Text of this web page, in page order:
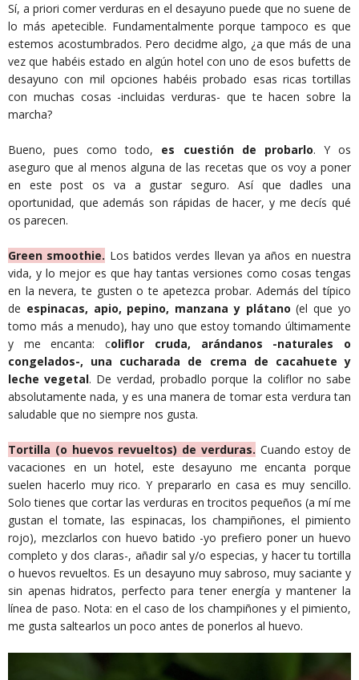
Sí, a priori comer verduras en el desayuno puede que no suene de
lo más apetecible. Fundamentalmente porque tampoco es que
estemos acostumbrados. Pero decidme algo, ¿a que más de una
vez que habéis estado en algún hotel con uno de esos bufetts de
desayuno con mil opciones habéis probado esas ricas tortillas
con muchas cosas -incluidas verduras- que te hacen sobre la
marcha?
Bueno, pues como todo, es cuestión de probarlo. Y os
aseguro que al menos alguna de las recetas que os voy a poner
en este post os va a gustar seguro. Así que dadles una
oportunidad, que además son rápidas de hacer, y me decís qué
os parecen.
Green smoothie. Los batidos verdes llevan ya años en nuestra
vida, y lo mejor es que hay tantas versiones como cosas tengas
en la nevera, te gusten o te apetezca probar. Además del típico
de espinacas, apio, pepino, manzana y plátano (el que yo
tomo más a menudo), hay uno que estoy tomando últimamente
y me encanta: coliflor cruda, arándanos -naturales o
congelados-, una cucharada de crema de cacahuete y
leche vegetal. De verdad, probadlo porque la coliflor no sabe
absolutamente nada, y es una manera de tomar esta verdura tan
saludable que no siempre nos gusta.
Tortilla (o huevos revueltos) de verduras. Cuando estoy de
vacaciones en un hotel, este desayuno me encanta porque
suelen hacerlo muy rico. Y prepararlo en casa es muy sencillo.
Solo tienes que cortar las verduras en trocitos pequeños (a mí me
gustan el tomate, las espinacas, los champiñones, el pimiento
rojo), mezclarlos con huevo batido -yo prefiero poner un huevo
completo y dos claras-, añadir sal y/o especias, y hacer tu tortilla
o huevos revueltos. Es un desayuno muy sabroso, muy saciante y
sin apenas hidratos, perfecto para tener energía y mantener la
línea de paso. Nota: en el caso de los champiñones y el pimiento,
me gusta saltearlos un poco antes de ponerlos al huevo.